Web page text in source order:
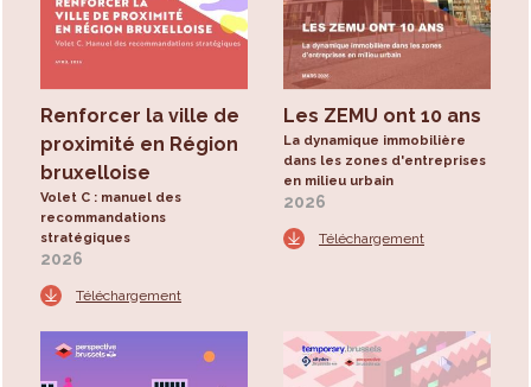
Renforcer la ville de
proximité en Région
bruxelloise
Volet C : manuel des
recommandations
stratégiques
2026
Téléchargement
Les ZEMU ont 10 ans
La dynamique immobilière
dans les zones d'entreprises
en milieu urbain
2026
Téléchargement